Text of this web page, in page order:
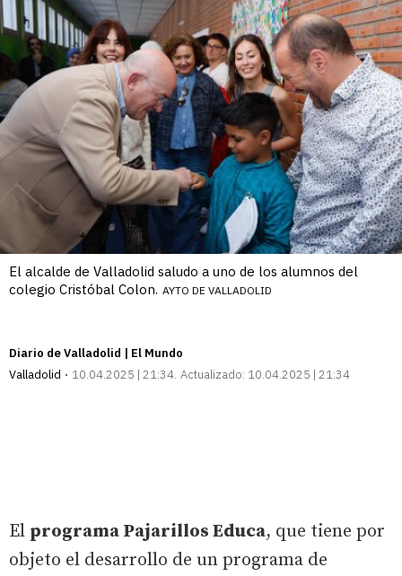
El alcalde de Valladolid saludo a uno de los alumnos del
colegio Cristóbal Colon. AYTO DE VALLADOLID
Diario de Valladolid | El Mundo
Valladolid
10.04.2025 | 21:34 Actualizado: 10.04.2025 | 21:34
El programa Pajarillos Educa, que tiene por
objeto el desarrollo de un programa de